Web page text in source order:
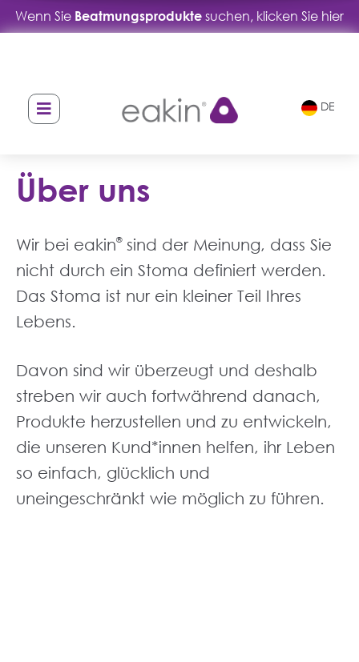
Wenn Sie Beatmungsprodukte suchen, klicken Sie hier
DE
Über uns
Wir bei eakin®sind der Meinung, dass Sie
nicht durch ein Stoma definiert werden.
Das Stoma ist nur ein kleiner Teil Ihres
Lebens.
Davon sind wir überzeugt und deshalb
streben wir auch fortwährend danach,
Produkte herzustellen und zu entwickeln,
die unseren Kund*innen helfen, ihr Leben
so einfach, glücklich und
uneingeschränkt wie möglich zu führen.